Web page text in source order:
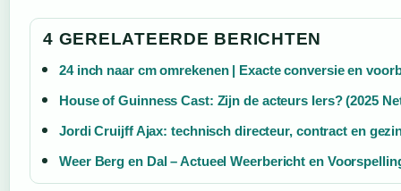
4 GERELATEERDE BERICHTEN
24 inch naar cm omrekenen | Exacte conversie en
House of Guinness Cast: Zijn de acteurs Iers? (2025
Jordi Cruijff Ajax: technisch directeur, contract en
Weer Berg en Dal – Actueel Weerbericht en